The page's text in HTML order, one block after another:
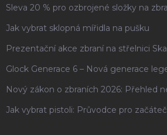
Sleva 20 % pro ozbrojené složky na
Jak vybrat sklopná mířidla na pušku
Prezentační akce zbraní na střelnici
Glock Generace 6 – Nová generace
Nový zákon o zbraních 2026: Přehled
Jak vybrat pistoli: Průvodce pro